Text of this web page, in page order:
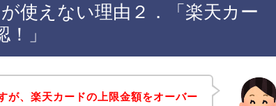
使えない理由２．「楽天カー
」
が、楽天カードの上限金額をオーバー